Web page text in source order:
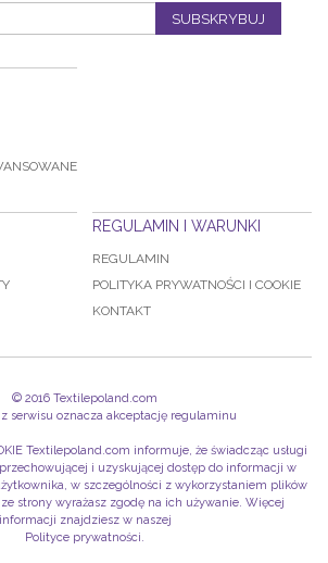
SUBSKRYBUJ
REGULAMIN I WARUNKI
REGULAMIN
POLITYKA PRYWATNOŚCI I COOKIE
KONTAKT
© 2016 Textilepoland.com
serwisu oznacza akceptację regulaminu
Textilepoland.com informuje, że świadcząc usługi
i uzyskującej dostęp do informacji w
w szczególności z wykorzystaniem plików
strony wyrażasz zgodę na ich używanie. Więcej
informacji znajdziesz w naszej
Polityce prywatności.